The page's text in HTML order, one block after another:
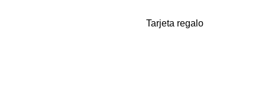
Tarjeta regalo